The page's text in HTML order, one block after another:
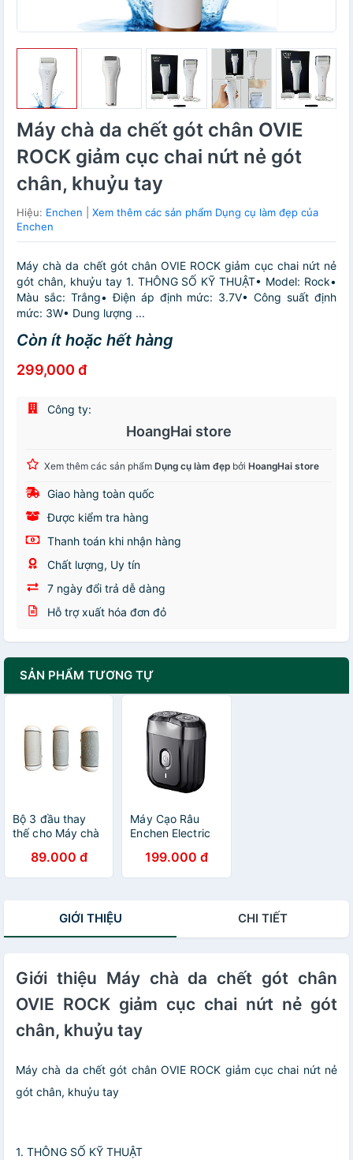
Máy chà da chết gót chân OVIE
ROCK giảm cục chai nứt nẻ gót
chân, khuỷu tay
Hiệu: Enchen
Xem thêm các sản phẩm Dụng cụ làm đẹp của
Enchen
Máy chà da chết gót chân OVIE ROCK giảm cục chai nứt nẻ
gót chân, khuỷu tay 1. THÔNG SỐ KỸ THUẬT• Model: Rock•
Màu sắc: Trắng• Điện áp định mức: 3.7V• Công suất định
mức: 3W• Dung lượng ...
Còn ít hoặc hết hàng
299,000 đ
Công ty:
HoangHai store
Xem thêm các sản phẩm Dụng cụ làm đẹp bởi HoangHai store
Giao hàng toàn quốc
Được kiểm tra hàng
Thanh toán khi nhận hàng
Chất lượng, Uy tín
7 ngày đổi trả dễ dàng
Hỗ trợ xuất hóa đơn đỏ
SẢN PHẨM TƯƠNG TỰ
Bộ 3 đầu thay
thế cho Máy chà
callus remover
89.000 đ
Máy Cạo Râu
Enchen Electric
Trợ Thủ Hoàn
Hảo Cho Phái
199.000 đ
GIỚI THIỆU CHI TIẾT
Giới thiệu Máy chà da chết gót chân
OVIE ROCK giảm cục chai nứt nẻ gót
chân, khuỷu tay
Máy chà da chết gót chân OVIE ROCK giảm cục chai nứt nẻ
gót chân, khuỷu tay
1. THÔNG SỐ KỸ THUẬT